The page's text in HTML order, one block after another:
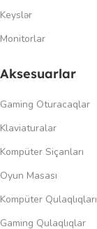
Keyslər
Monitorlar
Aksesuarlar
Gaming Oturacaqlar
Klaviaturalar
Kompüter Siçanları
Oyun Masası
Kompüter Qulaqlıqları
Gaming Qulaqlıqlar